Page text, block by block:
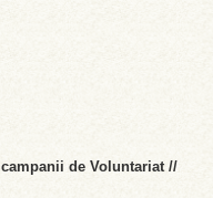
de Voluntariat //